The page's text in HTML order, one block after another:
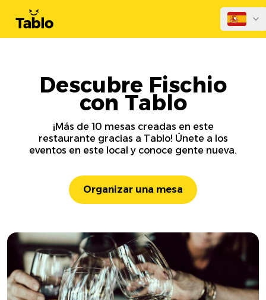
Descubre Fischio
con Tablo
¡Más de 10 mesas creadas en este
restaurante gracias a Tablo! Únete a los
eventos en este local y conoce gente nueva.
Organizar una mesa